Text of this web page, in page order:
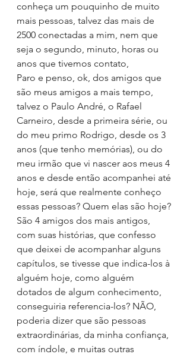
conheça um pouquinho de muito
mais pessoas, talvez das mais de
2500 conectadas a mim, nem que
seja o segundo, minuto, horas ou
anos que tivemos contato,
Paro e penso, ok, dos amigos que
são meus amigos a mais tempo,
talvez o Paulo André, o Rafael
Carneiro, desde a primeira série, ou
do meu primo Rodrigo, desde os 3
anos (que tenho memórias), ou do
meu irmão que vi nascer aos meus 4
anos e desde então acompanhei até
hoje, será que realmente conheço
essas pessoas? Quem elas são hoje?
São 4 amigos dos mais antigos,
com suas histórias, que confesso
que deixei de acompanhar alguns
capítulos, se tivesse que indica-los à
alguém hoje, como alguém
dotados de algum conhecimento,
conseguiria referencia-los? NÃO,
poderia dizer que são pessoas
extraordinárias, da minha confiança,
com índole, e muitas outras